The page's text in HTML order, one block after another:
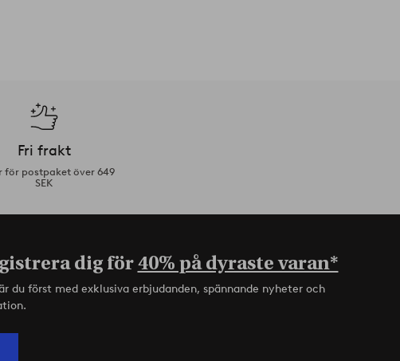
Fri frakt
för postpaket över 649
SEK
dig för40% på dyraste varan*
du först med exklusiva erbjudanden, spännande nyheter och